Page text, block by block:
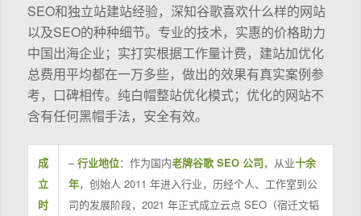
SEO和独立站建站经验，深知谷歌喜欢什么样的网站
以及SEO的种种细节。专业的技术，实惠的价格助力
中国出海企业；实打实根据工作量计费，建站加优化
总费用平均都在一万多些，做出的效果有真实案例参
考，口碑相传。纯白帽整站优化模式；优化的网站不
含有任何黑帽手法，安全有效。
成
立
时
–行业地位：作为国内老牌谷歌 SEO 公司，从业十余
年，创始人 2011 年进入行业，历经个人、工作室到公
司的发展阶段，2021 年正式成立云点 SEO（宿迁文韬